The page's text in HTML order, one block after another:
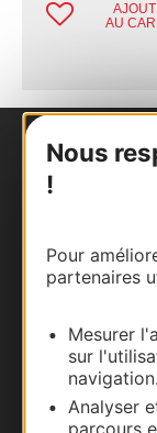
Nous
!
Pour
partenaires
Mesurer
sur
navigation.
Analyser
parcours
AU
Nous